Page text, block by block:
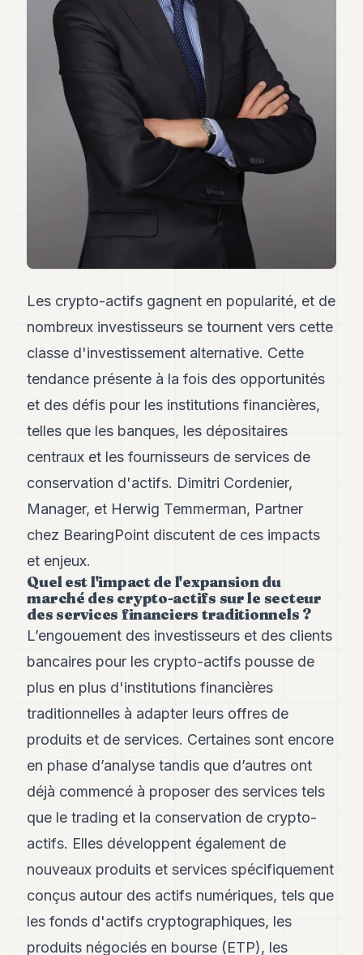
16
15
Andy
14
Andy
Andy
12
11
Andy
10
Andy
Andy
8
7
Andy
6
Andy
3
FINANCE
ART
DE
VIVRE
ASSURANCE
POLITIQUE
IMMOBILIER
Les crypto-actifs gagnent en popularité, et de
nombreux investisseurs se tournent vers cette
classe d'investissement alternative. Cette
tendance présente à la fois des opportunités
et des défis pour les institutions financières,
telles que les banques, les dépositaires
centraux et les fournisseurs de services de
conservation d'actifs. Dimitri Cordenier,
Manager, et Herwig Temmerman, Partner
chez BearingPoint discutent de ces impacts
et enjeux.
Quel est l'impact de l'expansion du
marché des crypto-actifs sur le secteur
des services financiers traditionnels ?
L’engouement des investisseurs et des clients
bancaires pour les crypto-actifs pousse de
plus en plus d'institutions financières
traditionnelles à adapter leurs offres de
produits et de services. Certaines sont encore
en phase d’analyse tandis que d’autres ont
déjà commencé à proposer des services tels
que le trading et la conservation de crypto-
actifs. Elles développent également de
nouveaux produits et services spécifiquement
conçus autour des actifs numériques, tels que
les fonds d'actifs cryptographiques, les
produits négociés en bourse (ETP), les